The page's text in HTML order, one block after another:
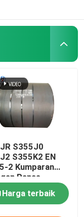
S355J0
S355K2 EN
2 Kumparan
Panas
dan Minyak
Baja
Panas
Harga terbaik